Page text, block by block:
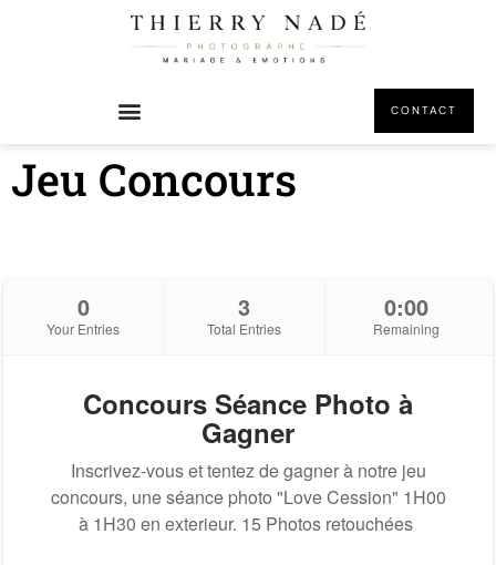
CONTACT
Jeu Concours